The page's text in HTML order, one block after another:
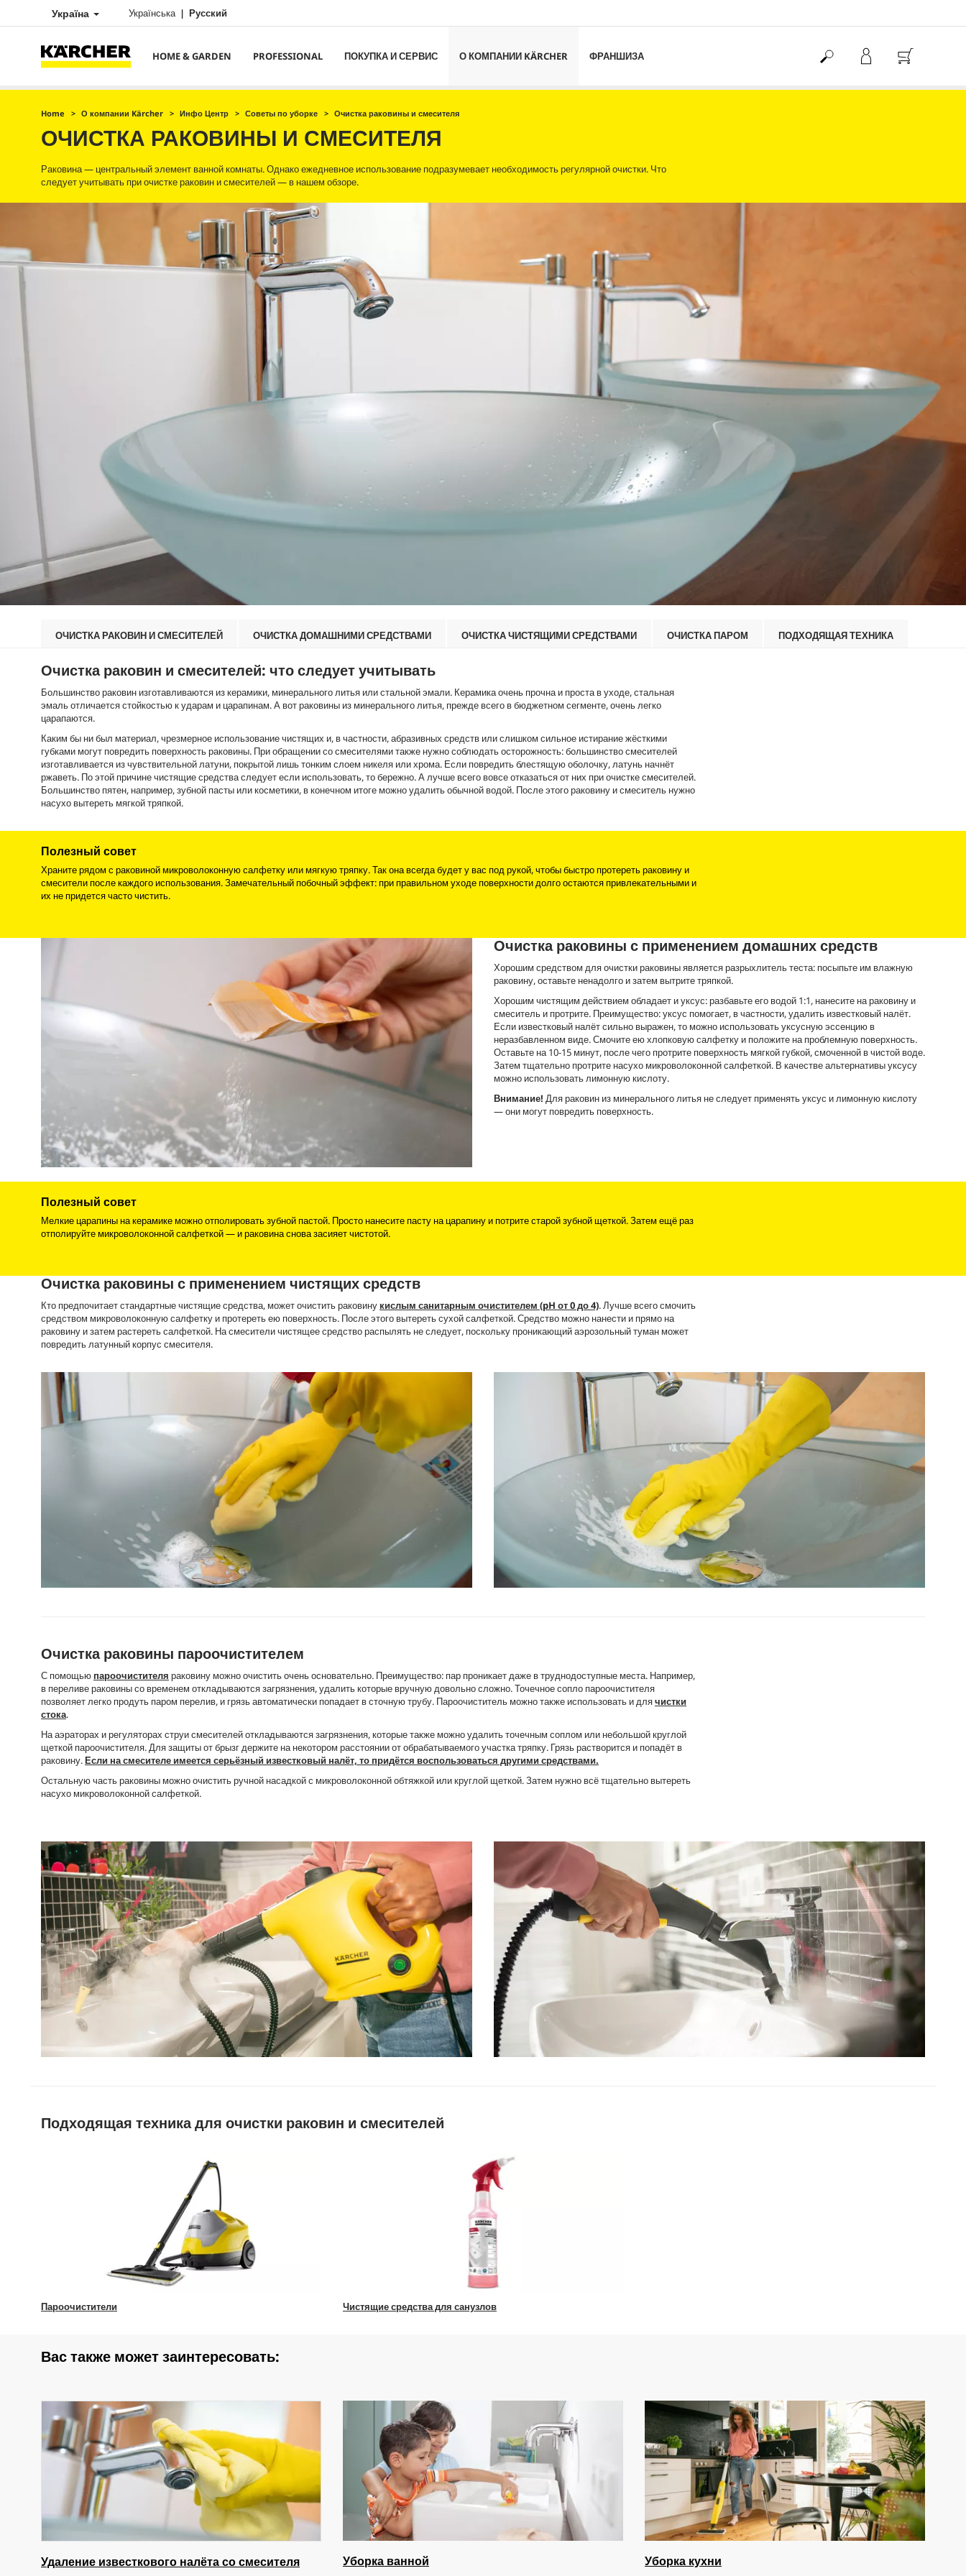
Україна Українська Русский
HOME & GARDEN PROFESSIONAL ПОКУПКА И СЕРВИС О КОМПАНИИ KÄRCHER ФРАНШИЗА
Home О компании Kärcher Инфо Центр Советы по уборке Очистка раковины и смесителя
ОЧИСТКА РАКОВИНЫ И СМЕСИТЕЛЯ
Раковина — центральный элемент ванной комнаты. Однако ежедневное использование подразумевает необходимость регулярной очистки. Что
следует учитывать при очистке раковин и смесителей — в нашем обзоре.
ОЧИСТКА РАКОВИН И СМЕСИТЕЛЕЙ ОЧИСТКА ДОМАШНИМИ СРЕДСТВАМИ ОЧИСТКА ЧИСТЯЩИМИ СРЕДСТВАМИ ОЧИСТКА ПАРОМ ПОДХОДЯЩАЯ ТЕХНИКА
Очистка раковин и смесителей: что следует учитывать
Большинство раковин изготавливаются из керамики, минерального литья или стальной эмали. Керамика очень прочна и проста в уходе, стальная
эмаль отличается стойкостью к ударам и царапинам. А вот раковины из минерального литья, прежде всего в бюджетном сегменте, очень легко
царапаются.
Каким бы ни был материал, чрезмерное использование чистящих и, в частности, абразивных средств или слишком сильное истирание жёсткими
губками могут повредить поверхность раковины. При обращении со смесителями также нужно соблюдать осторожность: большинство смесителей
изготавливается из чувствительной латуни, покрытой лишь тонким слоем никеля или хрома. Если повредить блестящую оболочку, латунь начнёт
ржаветь. По этой причине чистящие средства следует если использовать, то бережно. А лучше всего вовсе отказаться от них при очистке смесителей.
Большинство пятен, например, зубной пасты или косметики, в конечном итоге можно удалить обычной водой. После этого раковину и смеситель нужно
насухо вытереть мягкой тряпкой.
Полезный совет
Храните рядом с раковиной микроволоконную салфетку или мягкую тряпку. Так она всегда будет у вас под рукой, чтобы быстро протереть раковину и
смесители после каждого использования. Замечательный побочный эффект: при правильном уходе поверхности долго остаются привлекательными и
их не придется часто чистить.
Очистка раковины с применением домашних средств
Хорошим средством для очистки раковины является разрыхлитель теста: посыпьте им влажную
раковину, оставьте ненадолго и затем вытрите тряпкой.
Хорошим чистящим действием обладает и уксус: разбавьте его водой 1:1, нанесите на раковину и
смеситель и протрите. Преимущество: уксус помогает, в частности, удалить известковый налёт.
Если известковый налёт сильно выражен, то можно использовать уксусную эссенцию в
неразбавленном виде. Смочите ею хлопковую салфетку и положите на проблемную поверхность.
Оставьте на 10-15 минут, после чего протрите поверхность мягкой губкой, смоченной в чистой воде.
Затем тщательно протрите насухо микроволоконной салфеткой. В качестве альтернативы уксусу
можно использовать лимонную кислоту.
Внимание! Для раковин из минерального литья не следует применять уксус и лимонную кислоту
— они могут повредить поверхность.
Полезный совет
Мелкие царапины на керамике можно отполировать зубной пастой. Просто нанесите пасту на царапину и потрите старой зубной щеткой. Затем ещё раз
отполируйте микроволоконной салфеткой — и раковина снова засияет чистотой.
Очистка раковины с применением чистящих средств
Кто предпочитает стандартные чистящие средства, может очистить раковину кислым санитарным очистителем (pH от 0 до 4). Лучше всего смочить
средством микроволоконную салфетку и протереть ею поверхность. После этого вытереть сухой салфеткой. Средство можно нанести и прямо на
раковину и затем растереть салфеткой. На смесители чистящее средство распылять не следует, поскольку проникающий аэрозольный туман может
повредить латунный корпус смесителя.
Очистка раковины пароочистителем
С помощью пароочистителя раковину можно очистить очень основательно. Преимущество: пар проникает даже в труднодоступные места. Например,
в переливе раковины со временем откладываются загрязнения, удалить которые вручную довольно сложно. Точечное сопло пароочистителя
позволяет легко продуть паром перелив, и грязь автоматически попадает в сточную трубу. Пароочиститель можно также использовать и длячистки
стока.
На аэраторах и регуляторах струи смесителей откладываются загрязнения, которые также можно удалить точечным соплом или небольшой круглой
щеткой пароочистителя. Для защиты от брызг держите на некотором расстоянии от обрабатываемого участка тряпку. Грязь растворится и попадёт в
раковину.Если на смесителе имеется серьёзный известковый налёт, то придётся воспользоваться другими средствами.
Остальную часть раковины можно очистить ручной насадкой с микроволоконной обтяжкой или круглой щеткой. Затем нужно всё тщательно вытереть
насухо микроволоконной салфеткой.
Подходящая техника для очистки раковин и смесителей
Пароочистители Чистящие средства для санузлов
Вас также может заинтересовать:
Удаление известкового налёта со смесителя Уборка ванной Уборка кухни